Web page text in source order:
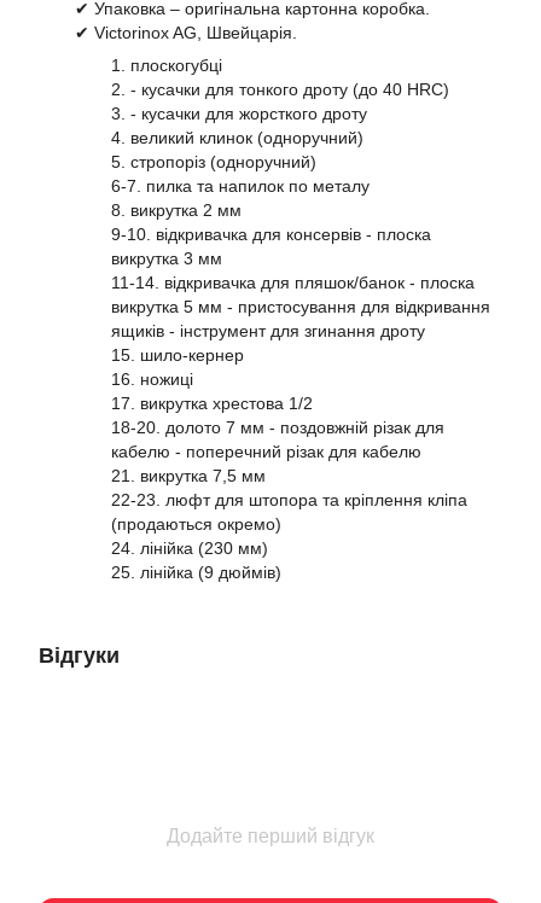
✔ Упаковка – оригінальна картонна коробка.
✔ Victorinox AG, Швейцарія.
1. плоскогубці
2. - кусачки для тонкого дроту (до 40 HRC)
3. - кусачки для жорсткого дроту
4. великий клинок (одноручний)
5. стропоріз (одноручний)
6-7. пилка та напилок по металу
8. викрутка 2 мм
9-10. відкривачка для консервів - плоска
викрутка 3 мм
11-14. відкривачка для пляшок/банок - плоска
викрутка 5 мм - пристосування для відкривання
ящиків - інструмент для згинання дроту
15. шило-кернер
16. ножиці
17. викрутка хрестова 1/2
18-20. долото 7 мм - поздовжній різак для
кабелю - поперечний різак для кабелю
21. викрутка 7,5 мм
22-23. люфт для штопора та кріплення кліпа
(продаються окремо)
24. лінійка (230 мм)
25. лінійка (9 дюймів)
Відгуки
Додайте перший відгук